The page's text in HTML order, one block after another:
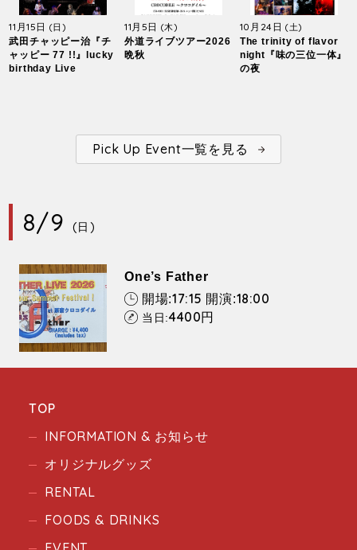
11月15日 (日)
武田チャッピー治『チ
ャッピー 77 !!』lucky
birthday Live
11月5日 (木)
外道ライブツアー2026
晩秋
10月24日 (土)
The trinity of flavor
night『味の三位一体』
の夜
Pick Up Event一覧を見る
8/9 (日)
One’s Father
開場:17:15 開演:18:00
当日:4400円
TOP
INFORMATION & お知らせ
オリジナルグッズ
RENTAL
FOODS & DRINKS